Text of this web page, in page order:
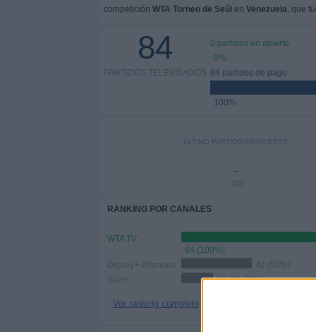
competición WTA Torneo de Seúl en Venezuela, que
84
PARTIDOS TELEVISADOS
0 partidos en abierto
0%
84 partidos de pago
100%
ÚLTIMO PARTIDO EN ABIERTO
-
- por
RANKING POR CANALES
WTA TV
84 (100%)
Disney+ Premium
42 (50%)
Star+
19 (22,62%)
Ver ranking completo